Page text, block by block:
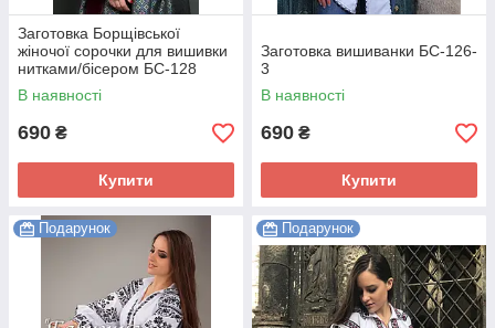
Заготовка Борщівської
жіночої сорочки для вишивки
нитками/бісером БС-128
В наявності
690 ₴
Купити
Заготовка вишиванки БС-126-
3
В наявності
690 ₴
Купити
Подарунок Подарунок